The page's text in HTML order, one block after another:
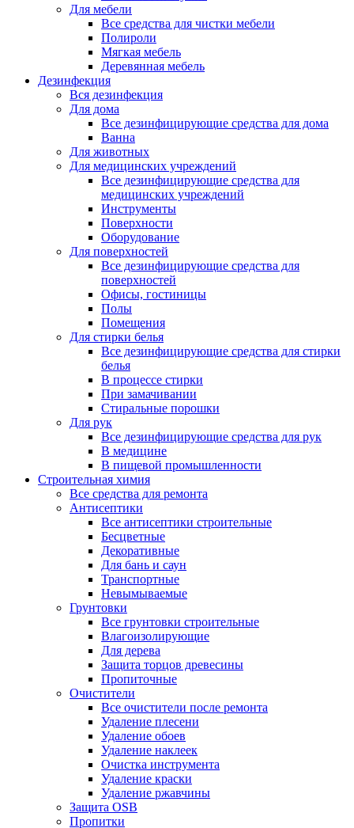
Для мебели
Все средства для чистки мебели
Полироли
Мягкая мебель
Деревянная мебель
Дезинфекция
Вся дезинфекция
Для дома
Все дезинфицирующие средства для дома
Ванна
Для животных
Для медицинских учреждений
Все дезинфицирующие средства для
медицинских учреждений
Инструменты
Поверхности
Оборудование
Для поверхностей
Все дезинфицирующие средства для
поверхностей
Офисы, гостиницы
Полы
Помещения
Для стирки белья
Все дезинфицирующие средства для стирки
белья
В процессе стирки
При замачивании
Стиральные порошки
Для рук
Все дезинфицирующие средства для рук
В медицине
В пищевой промышленности
Строительная химия
Все средства для ремонта
Антисептики
Все антисептики строительные
Бесцветные
Декоративные
Для бань и саун
Транспортные
Невымываемые
Грунтовки
Все грунтовки строительные
Влагоизолирующие
Для дерева
Защита торцов древесины
Пропиточные
Очистители
Все очистители после ремонта
Удаление плесени
Удаление обоев
Удаление наклеек
Очистка инструмента
Удаление краски
Удаление ржавчины
Защита OSB
Пропитки